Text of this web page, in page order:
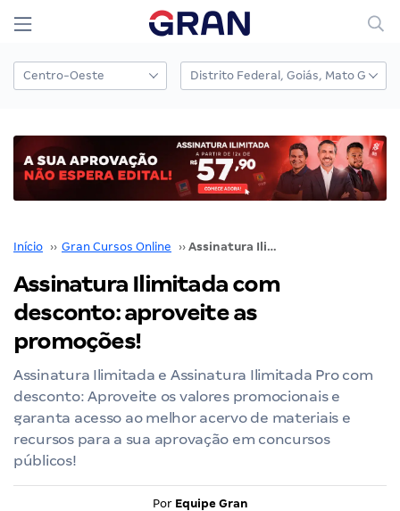
Início ›› Gran Cursos Online ›› Assinatura Ilimitada com desconto: aproveite as promoções!
Assinatura Ilimitada com
desconto: aproveite as
promoções!
Assinatura Ilimitada e Assinatura Ilimitada Pro com
desconto: Aproveite os valores promocionais e
garanta acesso ao melhor acervo de materiais e
recursos para a sua aprovação em concursos
públicos!
Por Equipe Gran